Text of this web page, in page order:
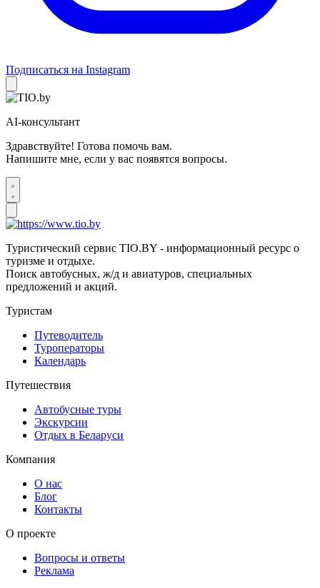
Подписаться на Instagram
AI-консультант
Здравствуйте! Готова помочь вам.
Напишите мне, если у вас появятся вопросы.
Туристический сервис TIO.BY - информационный ресурс о
туризме и отдыхе.
Поиск автобусных, ж/д и авиатуров, специальных
предложений и акций.
Туристам
Путеводитель
Туроператоры
Календарь
Путешествия
Автобусные туры
Экскурсии
Отдых в Беларуси
Компания
О нас
Блог
Контакты
О проекте
Вопросы и ответы
Реклама